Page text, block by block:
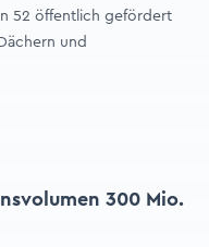
52 öffentlich gefördert
und
300 Mio.